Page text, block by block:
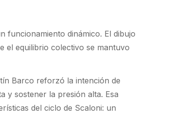
funcionamiento dinámico. El dibujo
el equilibrio colectivo se mantuvo
Barco reforzó la intención de
y sostener la presión alta. Esa
del ciclo de Scaloni: un